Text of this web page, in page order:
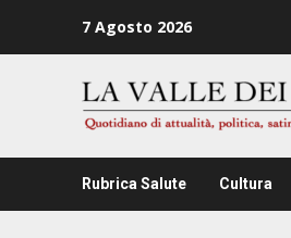
7 Agosto 2026
Rubrica Salute Cultura